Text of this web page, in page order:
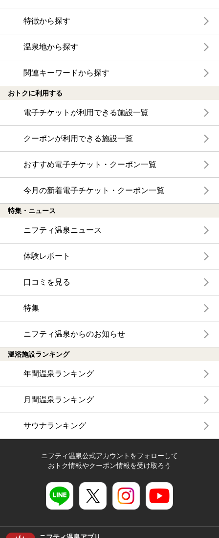
特徴から探す
温泉地から探す
関連キーワードから探す
おトクに利用する
電子チケットが利用できる施設一覧
クーポンが利用できる施設一覧
おすすめ電子チケット・クーポン一覧
今月の新着電子チケット・クーポン一覧
特集・ニュース
ニフティ温泉ニュース
体験レポート
口コミを見る
特集
ニフティ温泉からのお知らせ
温浴施設ランキング
年間温泉ランキング
月間温泉ランキング
サウナランキング
ニフティ温泉公式アカウントをフォローして
おトク情報やクーポン情報を受け取ろう